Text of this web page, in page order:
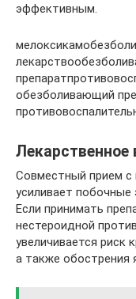
эффективным.
обезболивающий
Лекарственное
Совместный прием с
усиливает
Если принимать
нестероидной
увеличивается риск
а также обострения